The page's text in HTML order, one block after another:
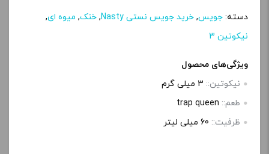
دسته: جویس, خرید جویس نستی Nasty , خنک, میوه ای,
نیکوتین 3
ویژگی‌های محصول
نیکوتین:: 3 میلی گرم
طعم:: trap queen
ظرفیت:: 60 میلی‌ لیتر